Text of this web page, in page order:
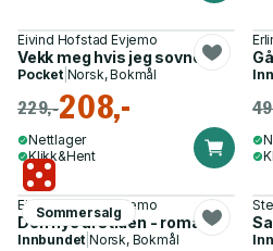
Eivind Hofstad Evjemo
Vekk meg hvis jeg sovner
Pocket| Norsk, Bokmål
229,-208,-
Nettlager
Klikk&Hent
Sommersalg
Eivind Hofstad Evjemo
Den nye årstiden - roman
Innbundet |Norsk, Bokmål